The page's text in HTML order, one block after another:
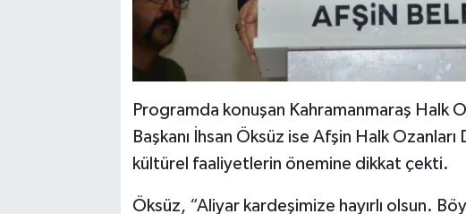
Programda konuşan Kahramanmaraş Halk
Başkanı İhsan Öksüz ise Afşin Halk
kültürel faaliyetlerin önemine dikkat çekti.
Öksüz, “Aliyar kardeşimize hayırlı olsun.